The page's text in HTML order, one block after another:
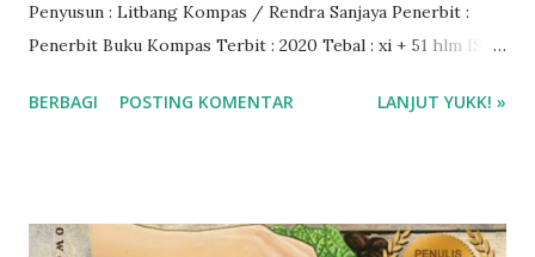
Penyusun : Litbang Kompas / Rendra Sanjaya Penerbit :
Penerbit Buku Kompas Terbit : 2020 Tebal : xi + 51 hlm ISBN
BERBAGI POSTING KOMENTAR LANJUT YUKK! »